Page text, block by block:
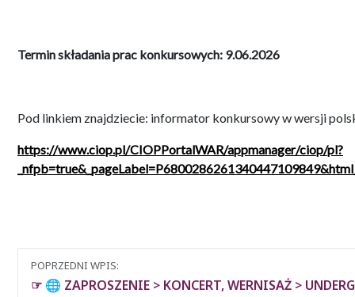
Termin składania prac konkursowych: 9.06.2026
Pod linkiem znajdziecie: informator konkursowy w wersji
https://www.ciop.pl/CIOPPortalWAR/appmanager/ciop/pl?
Nawigacja
między
POPRZEDNI WPIS:
☞ 🌐 ZAPROSZENIE > KONCERT, WERNISAŻ >